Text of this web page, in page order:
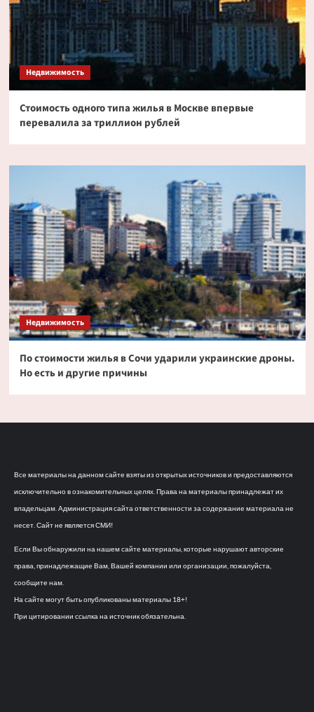
Недвижимость
Стоимость одного типа жилья в Москве впервые
перевалила за триллион рублей
Недвижимость
По стоимости жилья в Сочи ударили украинские дроны.
Но есть и другие причины
Все материалы на данном сайте взяты из открытых источников и предоставляются
исключительно в ознакомительных целях. Права на материалы принадлежат их
владельцам. Администрация сайта ответственности за содержание материала не
несет. Сайт не является СМИ!
Если Вы обнаружили на нашем сайте материалы, которые нарушают авторские
права, принадлежащие Вам, Вашей компании или организации, пожалуйста,
сообщите нам.
На сайте могут быть опубликованы материалы 18+!
При цитировании ссылка на источник обязательна.